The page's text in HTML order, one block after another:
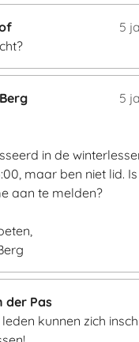
5
5
in de
maar ben niet lid.
aan te melden?
der Pas
kunnen zich